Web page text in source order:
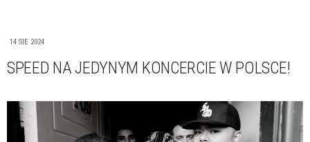
14 SIE 2024
SPEED NA JEDYNYM KONCERCIE W POLSCE!